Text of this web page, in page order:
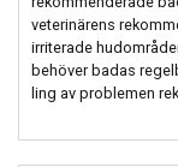
veterinärens
irriterade
behöver badas
ling av problemen